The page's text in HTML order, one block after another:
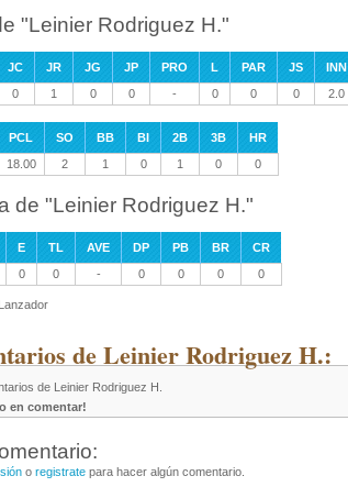
"Leinier Rodriguez H."
JC JR JG JP PRO L PAR JS INN
0 1 0 0 - 0 0 0 2.0
PCL SO BB BI 2B 3B
HR
18.00 2 1 0 1 0 0
de "Leinier Rodriguez H."
E TL AVE DP PB BR
CR
0 0 - 0 0 0 0
Lanzador
de Leinier Rodriguez H.:
de Leinier Rodriguez H.
en comentar!
o registrate para hacer algún comentario.